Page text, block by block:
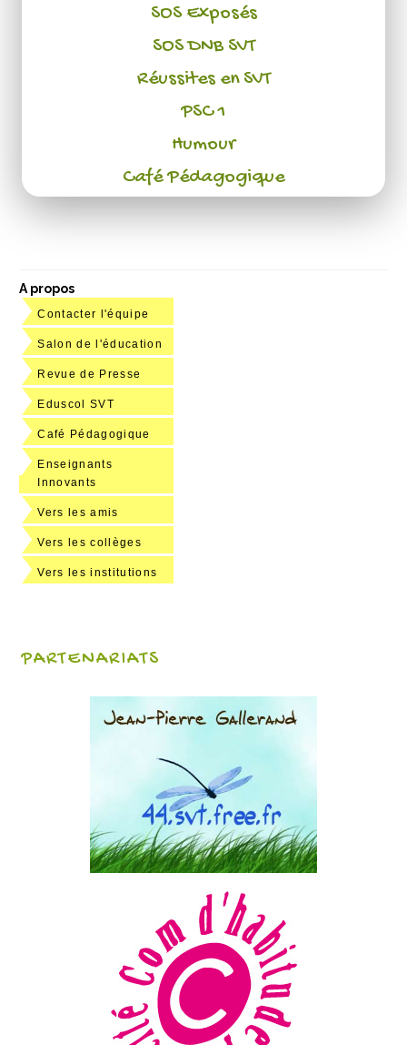
SOS Exposés
SOS DNB SVT
Réussites en SVT
PSC 1
Humour
Café Pédagogique
A propos
Contacter l'équipe
Salon de l'éducation
Revue de Presse
Eduscol SVT
Café Pédagogique
Enseignants
Innovants
Vers les amis
Vers les collèges
Vers les institutions
PARTENARIATS